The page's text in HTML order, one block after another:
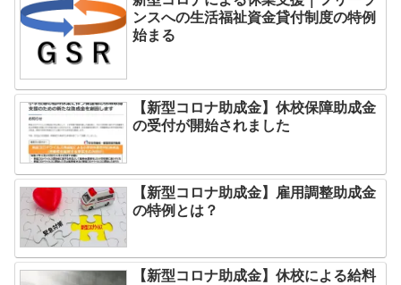
ンスへの生活福祉資金貸付制度の特例
始まる
【新型コロナ助成金】休校保障助成金
の受付が開始されました
【新型コロナ助成金】雇用調整助成金
の特例とは？
【新型コロナ助成金】休校による給料